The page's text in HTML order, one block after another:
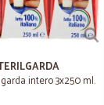
intero 3x250 ml.